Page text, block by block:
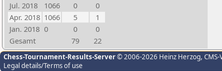
Jul. 2018
1066 0
0
Apr. 2018 1066 5
1
Jan. 2018 0 0
0
Gesamt
79 22
Chess-Tournament-Results-Server© 2006-2026 Heinz Herzog,
Legal details/Terms of use